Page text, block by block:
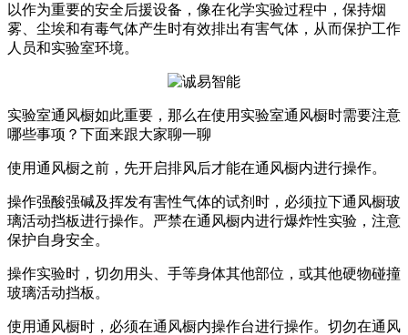
以作为重要的安全后援设备，像在化学实验过程中，保持烟
雾、尘埃和有毒气体产生时有效排出有害气体，从而保护工作
人员和实验室环境。
实验室通风橱如此重要，那么在使用 实验室通风橱时需要注意
哪些事项？下面来跟大家聊一聊
使用通风橱之前，先开启排风后才能在通风橱内进行操作。
操作强酸强碱及挥发有害性气体的试剂时，必须拉下通风橱玻
璃活动挡板进行操作。严禁在通风橱内进行爆炸性实验，注意
保护自身安全。
操作实验时，切勿用头、手等身体其他部位，或其他硬物碰撞
玻璃活动挡板。
使用通风橱时，必须在通风橱内操作台进行操作。切勿在通风